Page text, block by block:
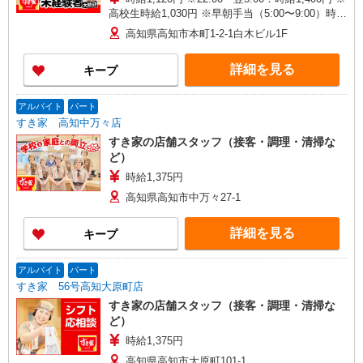
高校生時給1,030円 ※早朝手当（5:00〜9:00）時給
＋150円
高知県高知市本町1-2-1白木ビル1F
キープ 詳細を見る
アルバイト パート
すき家 高知中万々店
すき家の店舗スタッフ（接客・調理・清掃な
ど）
時給1,375円
高知県高知市中万々27-1
キープ 詳細を見る
アルバイト パート
すき家 56号高知大原町店
すき家の店舗スタッフ（接客・調理・清掃な
ど）
時給1,375円